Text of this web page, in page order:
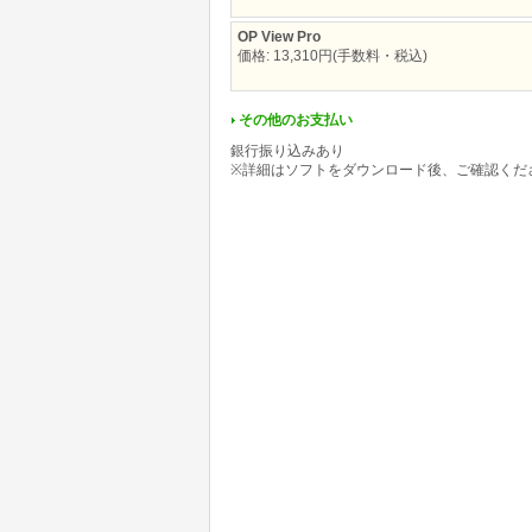
OP View Pro
価格: 13,310円(手数料・税込)
その他のお支払い
銀行振り込みあり
※詳細はソフトをダウンロード後、ご確認くだ